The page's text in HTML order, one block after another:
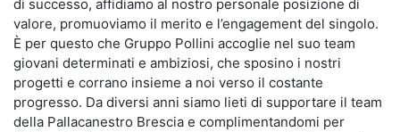
di successo, affidiamo al nostro personale posizione di
valore, promuoviamo il merito e l’engagement del singolo.
È per questo che Gruppo Pollini accoglie nel suo team
giovani determinati e ambiziosi, che sposino i nostri
progetti e corrano insieme a noi verso il costante
progresso. Da diversi anni siamo lieti di supportare il team
della Pallacanestro Brescia e complimentandomi per